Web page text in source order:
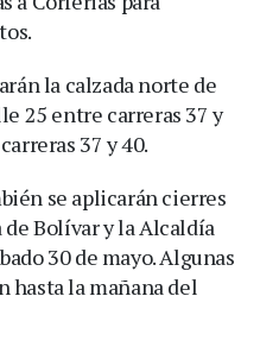
la calzada norte de
25 entre carreras 37 y
37 y 40.
se aplicarán cierres
Bolívar y la Alcaldía
30 de mayo. Algunas
hasta la mañana del